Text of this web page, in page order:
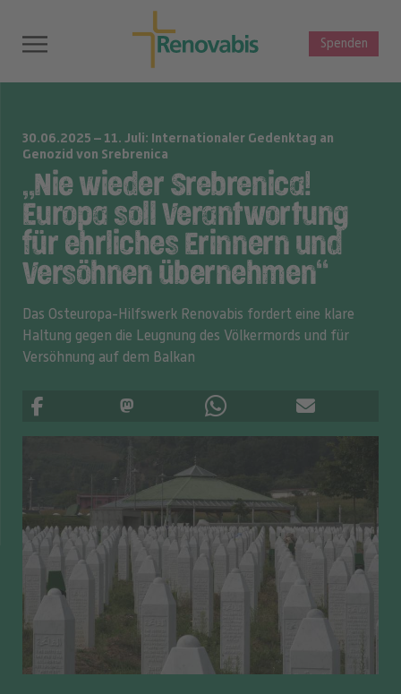
Spenden
30.06.2025 – 11. Juli: Internationaler Gedenktag an
Genozid von Srebrenica
„Nie wieder Srebrenica!
Europa soll Verantwortung
für ehrliches Erinnern und
Versöhnen übernehmen“
Das Osteuropa-Hilfswerk Renovabis fordert eine klare
Haltung gegen die Leugnung des Völkermords und für
Versöhnung auf dem Balkan